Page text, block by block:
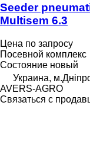
Seeder
Multisem 6.3
Цена по запросу
Посевной комплекс
Состояние новый
Украина,
AVERS-AGRO
Связаться с